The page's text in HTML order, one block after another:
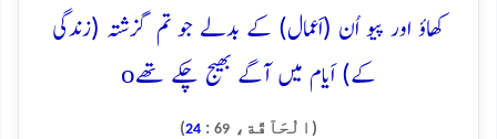
کھاؤ اور پیو اُن (اَعمال) کے بدلے جو تم گزشتہ (زندگی
کے) اَیام میں آگے بھیج چکے تھےo
(الْحَآقَّة، 69
:
24
)